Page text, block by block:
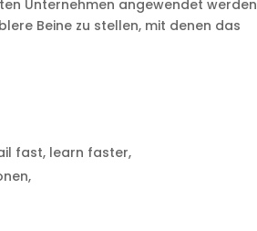
Unternehmen angewendet werden
Beine zu stellen, mit denen das
fast, learn faster,